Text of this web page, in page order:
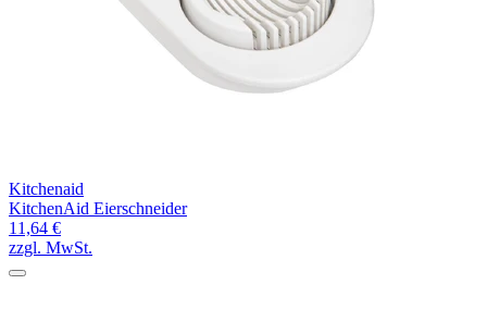
Kitchenaid
KitchenAid Eierschneider
11,64 €
zzgl. MwSt.